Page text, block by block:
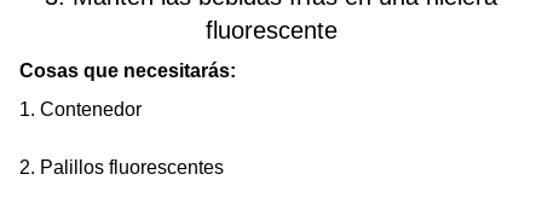
fluorescente
Cosas que necesitarás:
1. Contenedor
2. Palillos fluorescentes